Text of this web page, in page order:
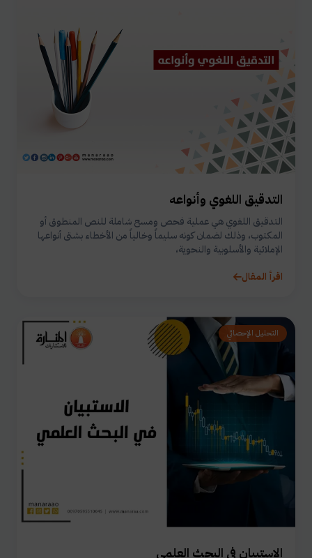
التدقيق اللغوي وأنواعه
التدقيق اللغوي هي عملية فحص ومسح شاملة للنص المنطوق أو
المكتوب، وذلك لضمان كونه سليماً وخالياً من الأخطاء بشتى أنواعها
الإملائية والأسلوبية والنحوية،
اقرأ المقال
التحليل الإحصائي
الاستبيان في البحث العلمي